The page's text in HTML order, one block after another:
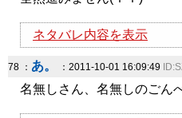
ネタバレ内容を表示
78 ： あ。 ：2011-10-01 16:09:49
名無しさん、名無しのごん